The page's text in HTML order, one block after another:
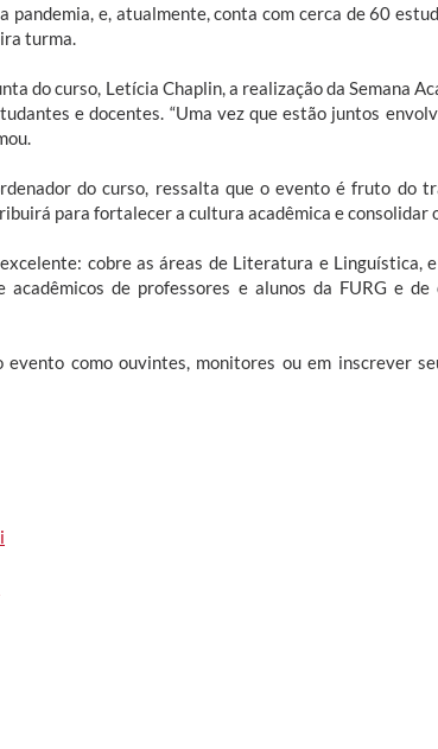
e, atualmente, conta com cerca de 60
turma.
do curso, Letícia Chaplin, a realização da Semana
e docentes. “Uma vez que estão juntos
do curso, ressalta que o evento é fruto do
para fortalecer a cultura acadêmica e consolidar
cobre as áreas de Literatura e Linguística,
de professores e alunos da FURG e de
como ouvintes, monitores ou em inscrever